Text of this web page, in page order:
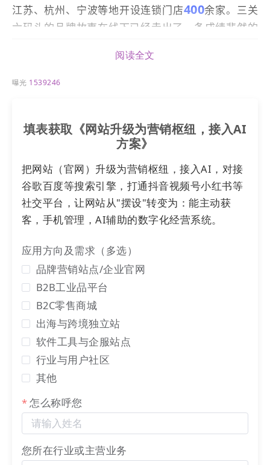
江苏、杭州、宁波等地开设连锁门店400余家。三关
六码头的品牌故事在线下已经走出了一条成绩斐然的
上营销版图也正在徐徐展开，而数字化官网的搭建与
运营便是其中重要的关键站。在LTD枢纽云的助力
02 官宣能力——打造品牌数字门面
“考虑到三关六码头是一家食品类企业，在数字化
官网搭建时，LTD着重对其相关美食产品、品牌影
核心信息直观明了
三关六码头的官网配置双语切换，顶部显著位置标
阅读全文
曝光 1539246
填表获取《网站升级为营销枢纽，接入AI
方案》
把网站（官网）升级为营销枢纽，接入AI，对接
谷歌百度等搜索引擎，打通抖音视频号小红书等
社交平台，让网站从"摆设"转变为：能主动获
客，手机管理，AI辅助的数字化经营系统。
应用方向及需求（多选）
品牌营销站点/企业官网
B2B工业品平台
B2C零售商城
出海与跨境独立站
软件工具与企服站点
行业与用户社区
其他
怎么称呼您
您所在行业或主营业务